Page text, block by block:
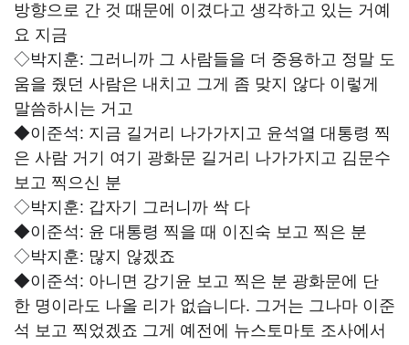
방향으로 간 것 때문에 이겼다고 생각하고 있는 거예
요 지금
◇박지훈: 그러니까 그 사람들을 더 중용하고 정말 도
움을 줬던 사람은 내치고 그게 좀 맞지 않다 이렇게
말씀하시는 거고
◆이준석: 지금 길거리 나가가지고 윤석열 대통령 찍
은 사람 거기 여기 광화문 길거리 나가가지고 김문수
보고 찍으신 분
◇박지훈: 갑자기 그러니까 싹 다
◆이준석: 윤 대통령 찍을 때 이진숙 보고 찍은 분
◇박지훈: 많지 않겠죠
◆이준석: 아니면 강기윤 보고 찍은 분 광화문에 단
한 명이라도 나올 리가 없습니다. 그거는 그나마 이준
석 보고 찍었겠죠 그게 예전에 뉴스토마토 조사에서